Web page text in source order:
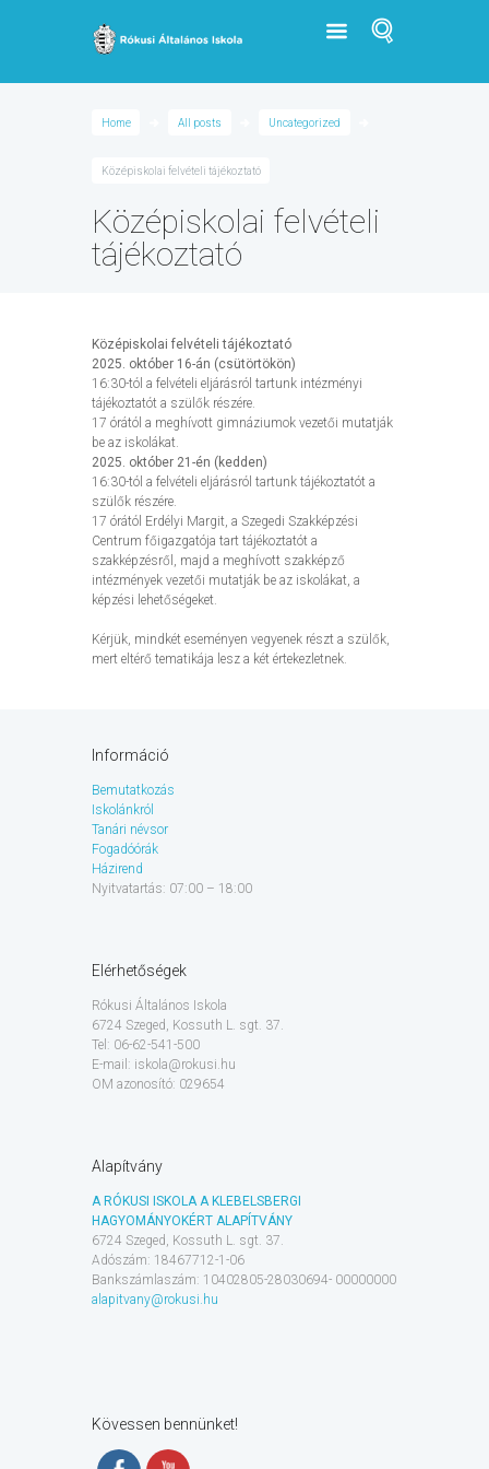
Home All posts Uncategorized
Középiskolai felvételi tájékoztató
Középiskolai felvételi
tájékoztató
Középiskolai felvételi tájékoztató
2025. október 16-án (csütörtökön)
16:30-tól a felvételi eljárásról tartunk intézményi
tájékoztatót a szülők részére.
17 órától a meghívott gimnáziumok vezetői mutatják
be az iskolákat.
2025. október 21-én (kedden)
16:30-tól a felvételi eljárásról tartunk tájékoztatót a
szülők részére.
17 órától Erdélyi Margit, a Szegedi Szakképzési
Centrum főigazgatója tart tájékoztatót a
szakképzésről, majd a meghívott szakképző
intézmények vezetői mutatják be az iskolákat, a
képzési lehetőségeket.
Kérjük, mindkét eseményen vegyenek részt a szülők,
mert eltérő tematikája lesz a két értekezletnek.
Információ
Bemutatkozás
Iskolánkról
Tanári névsor
Fogadóórák
Házirend
Nyitvatartás: 07:00 – 18:00
Elérhetőségek
Rókusi Általános Iskola
6724 Szeged, Kossuth L. sgt. 37.
Tel: 06-62-541-500
E-mail: iskola@rokusi.hu
OM azonosító: 029654
Alapítvány
A RÓKUSI ISKOLA A KLEBELSBERGI
HAGYOMÁNYOKÉRT ALAPÍTVÁNY
6724 Szeged, Kossuth L. sgt. 37.
Adószám: 18467712-1-06
Bankszámlaszám: 10402805-28030694- 00000000
alapitvany@rokusi.hu
Kövessen bennünket!